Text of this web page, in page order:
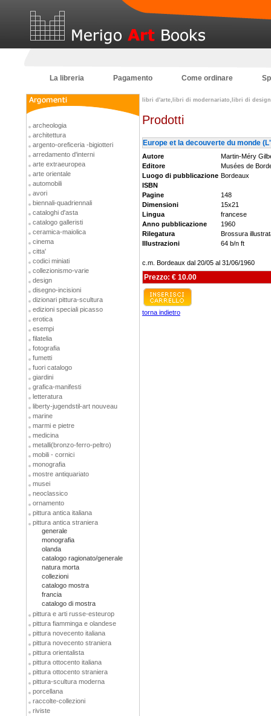
La libreria Pagamento Come ordinare
archeologia
architettura
argento-oreficeria -bigiotteri
arredamento d'interni
arte extraeuropea
arte orientale
automobili
avori
biennali-quadriennali
cataloghi d'asta
catalogo galleristi
ceramica-maiolica
cinema
citta'
codici miniati
collezionismo-varie
design
disegno-incisioni
dizionari pittura-scultura
edizioni speciali picasso
erotica
esempi
filatelia
fotografia
fumetti
fuori catalogo
giardini
grafica-manifesti
letteratura
liberty-jugendstil-art nouveau
marine
marmi e pietre
medicina
metalli(bronzo-ferro-peltro)
mobili - cornici
monografia
mostre antiquariato
musei
neoclassico
ornamento
pittura antica italiana
pittura antica straniera
generale
monografia
olanda
catalogo ragionato/generale
natura morta
collezioni
catalogo mostra
francia
catalogo di mostra
pittura e arti russe-esteurop
pittura fiamminga e olandese
pittura novecento italiana
pittura novecento straniera
pittura orientalista
pittura ottocento italiana
pittura ottocento straniera
pittura-scultura moderna
porcellana
raccolte-collezioni
riviste
libri d'arte,libri di modernariato,libri di
Prodotti
Europe et la decouverte du monde
Autore
Martin-Méry
Editore
Musées de
Luogo di pubblicazione Bordeaux
ISBN
Pagine
148
Dimensioni
15x21
Lingua
francese
Anno pubblicazione
1960
Rilegatura
Brossura
Illustrazioni
64 b/n ft
c.m. Bordeaux dal 20/05 al 31/06/1960
Prezzo: € 10.00
torna indietro